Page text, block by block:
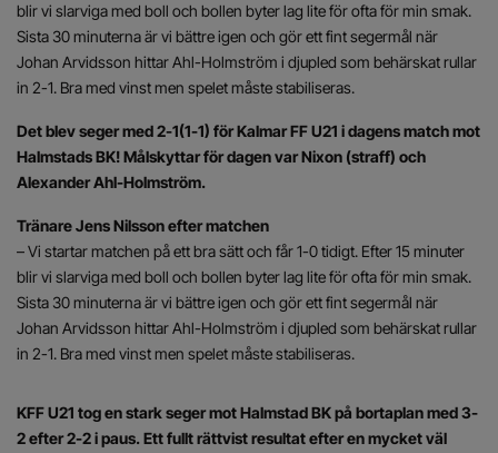
blir vi slarviga med boll och bollen byter lag lite för ofta för min smak.
Sista 30 minuterna är vi bättre igen och gör ett fint segermål när
Johan Arvidsson hittar Ahl-Holmström i djupled som behärskat rullar
in 2-1. Bra med vinst men spelet måste stabiliseras.
Det blev seger med 2-1(1-1) för Kalmar FF U21 i dagens match mot
Halmstads BK! Målskyttar för dagen var Nixon (straff) och
Alexander Ahl-Holmström.
Tränare Jens Nilsson efter matchen
– Vi startar matchen på ett bra sätt och får 1-0 tidigt. Efter 15 minuter
blir vi slarviga med boll och bollen byter lag lite för ofta för min smak.
Sista 30 minuterna är vi bättre igen och gör ett fint segermål när
Johan Arvidsson hittar Ahl-Holmström i djupled som behärskat rullar
in 2-1. Bra med vinst men spelet måste stabiliseras.
KFF U21 tog en stark seger mot Halmstad BK på bortaplan med 3-
2 efter 2-2 i paus. Ett fullt rättvist resultat efter en mycket väl